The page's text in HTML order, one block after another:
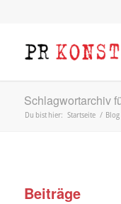
Schlagwortarchiv
Du bist hier: Startseite / Blog
Beiträge